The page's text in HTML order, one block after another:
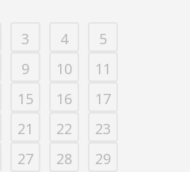
3 4
5
9 10
11
15 16
17
21 22
23
27 28
29